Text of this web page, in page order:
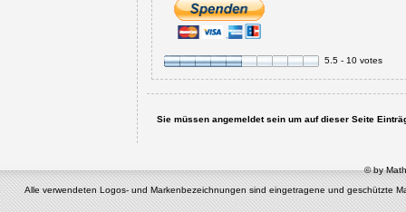
5.5 - 10 votes
Sie müssen angemeldet sein um auf dieser Seite
© by
Alle verwendeten Logos- und Markenbezeichnungen sind eingetragene und geschützte